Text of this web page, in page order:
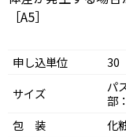
［A5］
申し込単位
30
サイズ
パ
部
包 装
化